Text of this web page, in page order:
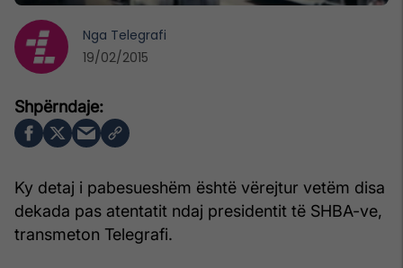
Ky detaj i pabesueshëm është vërejtur vetëm disa
dekada pas atentatit ndaj presidentit të SHBA-ve,
transmeton Telegrafi.
Nga Telegrafi
19/02/2015